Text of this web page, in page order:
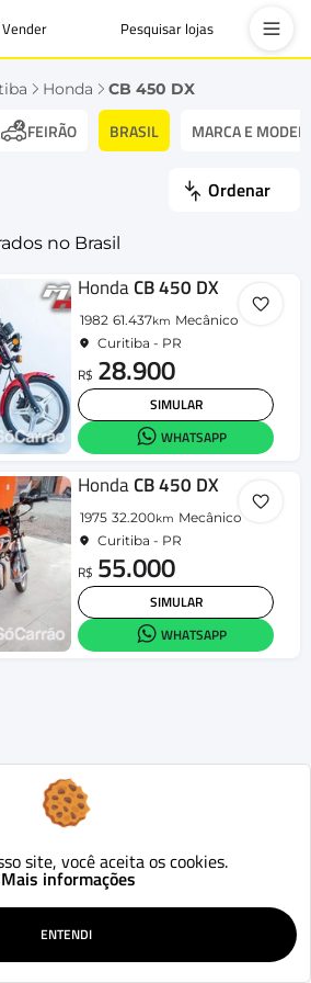
Vender Pesquisar lojas
Honda CB 450 DX
FEIRÃO BRASIL MARCA E
Ordenar
no Brasil
HondaCB 450 DX
1982 61.437km Mecânico
Curitiba - PR
R$ 28.900
SIMULAR
WHATSAPP
HondaCB 450 DX
1975 32.200km Mecânico
Curitiba - PR
R$ 55.000
SIMULAR
WHATSAPP
site, você aceita os cookies.
Mais informações
ENTENDI